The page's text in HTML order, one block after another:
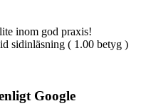
inom god praxis!
sidinläsning ( 1.00 betyg )
Google